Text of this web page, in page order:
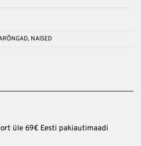
, NAISED
üle 69€ Eesti pakiautimaadi